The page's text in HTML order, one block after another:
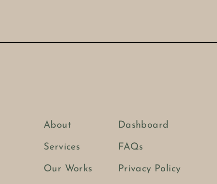
About
Services
Our Works
Dashboard
FAQs
Privacy Policy